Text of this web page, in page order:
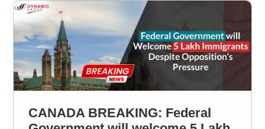
CANADA BREAKING: Federal